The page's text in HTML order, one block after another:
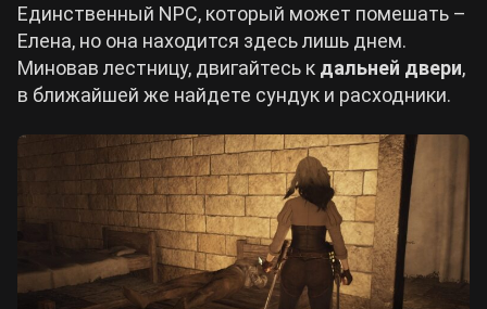
Единственный NPC, который может помешать –
Елена, но она находится здесь лишь днем.
Миновав лестницу, двигайтесь к дальней двери,
в ближайшей же найдете сундук и расходники.